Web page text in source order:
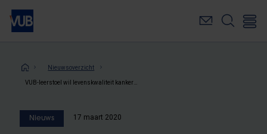
Overslaan
naar
inhoudKruimelpad
Nieuwsoverzicht
Nieuws 17 maart 2020